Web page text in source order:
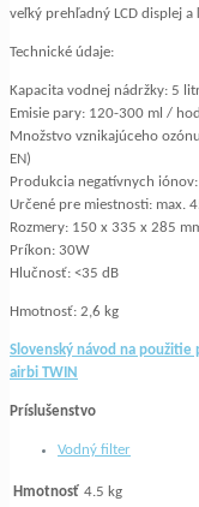
veľký prehľadný LCD displej
Technické údaje:
Kapacita vodnej nádržky: 5
Emisie pary: 120-300 ml / hod
Množstvo vznikajúceho
EN)
Produkcia negatívnych
Určené pre miestnosti: max.
Rozmery: 150 x 335 x 285
Príkon: 30W
Hlučnosť: <35 dB
Hmotnosť: 2,6 kg
Slovenský návod na použitie
airbi TWIN
Príslušenstvo
Vodný filter
Hmotnosť 4.5 kg